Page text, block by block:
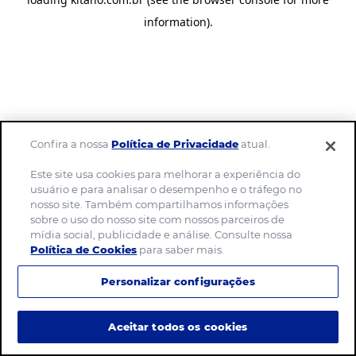
information).
Confira a nossaPolítica de Privacidadeatual.
Este site usa cookies para melhorar a experiência do
usuário e para analisar o desempenho e o tráfego no
nosso site. Também compartilhamos informações
sobre o uso do nosso site com nossos parceiros de
mídia social, publicidade e análise. Consulte nossa
Política de Cookies para saber mais.
Personalizar configurações
Aceitar todos os cookies